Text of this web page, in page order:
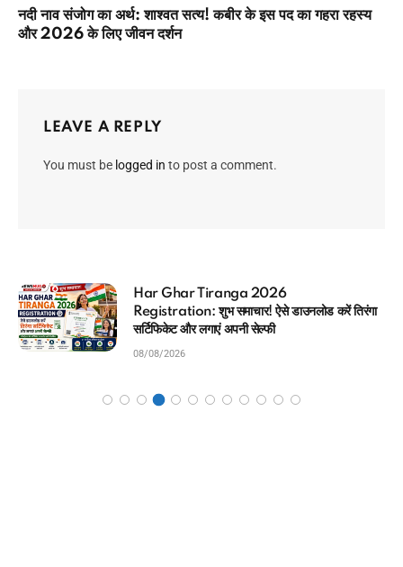
नदी नाव संजोग का अर्थ: शाश्वत सत्य! कबीर के इस पद का गहरा रहस्य
और 2026 के लिए जीवन दर्शन
LEAVE A REPLY
You must be logged in to post a comment.
आधार कार्ड में कौन सा मोबाइल नंबर लिंक है? (2026)
मिनटों में चेक करने का Direct तरीका
08/08/2026